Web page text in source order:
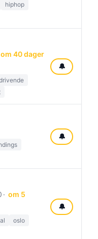
hiphop
om 40 dager
🔔
🔔
om 5
oslo
🔔